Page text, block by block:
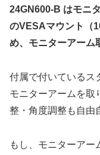
24GN600-B はモニ
のVESAマウント（
め、モニターアーム
付属で付いているス
モニターアームを取
整・角度調整も自由
もし、モニターアー